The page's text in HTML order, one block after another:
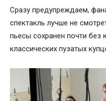
Сразу предупреждаем,
спектакль лучше не
пьесы сохранен почти без
классических пузатых